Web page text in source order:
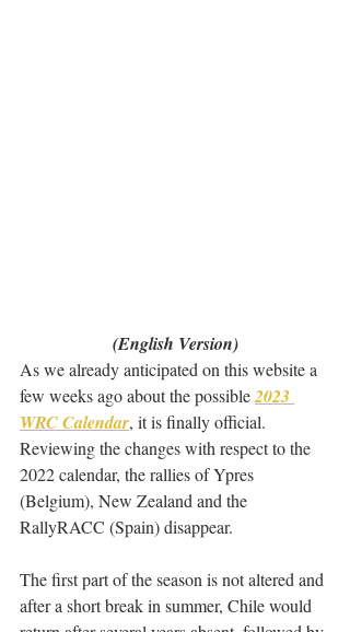
(English Version)
As we already anticipated on this website a
few weeks ago about the possible 2023
WRC Calendar, it is finally official.
Reviewing the changes with respect to the
2022 calendar, the rallies of Ypres
(Belgium), New Zealand and the
RallyRACC (Spain) disappear.
The first part of the season is not altered and
after a short break in summer, Chile would